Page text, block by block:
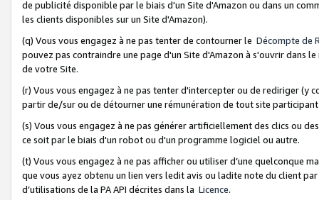
de publicité disponible par le biais d'un Site d'Amazon ou dans un
les clients disponibles sur un Site d'Amazon).
(q) Vous vous engagez à ne pas tenter de contourner le Décompte de
pouvez pas contraindre une page d'un Site d'Amazon à s'ouvrir dans
de votre Site.
(r) Vous vous engagez à ne pas tenter d'intercepter ou de rediriger
partir de/sur ou de détourner une rémunération de tout site
(s) Vous vous engagez à ne pas générer artificiellement des clics ou
ce soit par le biais d'un robot ou d'un programme logiciel ou autre.
(t) Vous vous engagez à ne pas afficher ou utiliser d’une quelconque
que vous ayez obtenu un lien vers ledit avis ou ladite note du client
d’utilisations de la PA API décrites dans la Licence.